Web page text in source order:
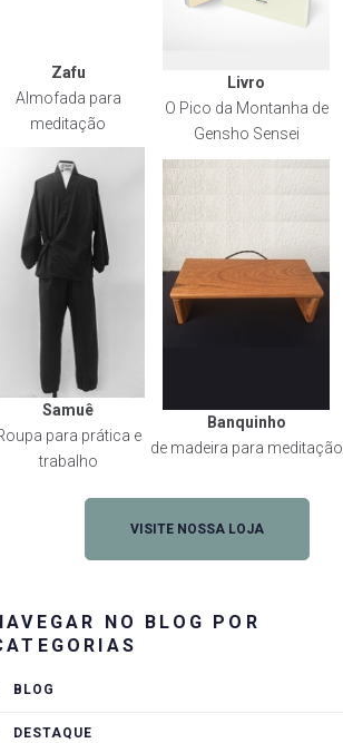
Zafu
Almofada para
meditação
Livro
O Pico da Montanha de
Gensho Sensei
Samuê
para prática e
trabalho
Banquinho
de madeira para meditação
VISITE NOSSA LOJA
NO BLOG POR
BLOG
DESTAQUE